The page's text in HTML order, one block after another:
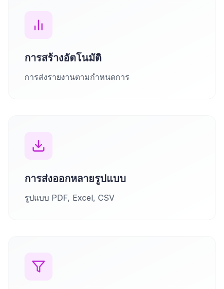
การสร้างอัตโนมัติ
การส่งรายงานตามกำหนดการ
การส่งออกหลายรูปแบบ
รูปแบบ PDF, Excel, CSV